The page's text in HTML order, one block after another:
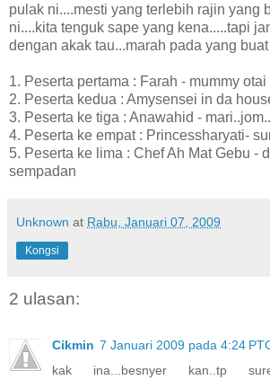
pulak ni....mesti yang terlebih rajin yang
ni....kita tenguk sape yang kena.....tapi
dengan akak tau...marah pada yang buat
1. Peserta pertama : Farah - mummy otai
2. Peserta kedua : Amysensei in da
3. Peserta ke tiga : Anawahid -
4. Peserta ke empat : Princessharyati-
5. Peserta ke lima : Chef Ah Mat Gebu -
sempadan
Unknown at Rabu, Januari 07, 2009
Kongsi
2 ulasan:
Cikmin 7 Januari 2009 pada 4:24
kak ina...besnyer kan..tp